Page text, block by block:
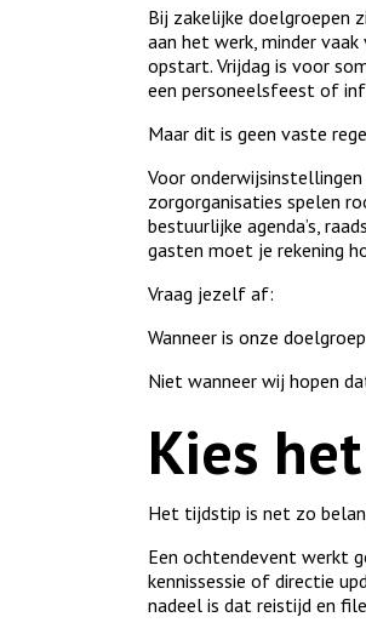
Bij zakelijke doelgroepen
aan het werk, minder
opstart. Vrijdag is voor
een personeelsfeest of
Maar dit is geen vaste
Voor
zorgorganisaties spelen
bestuurlijke agenda’s,
gasten moet je rekening
Vraag jezelf af:
Wanneer is onze
Niet wanneer wij hopen
Kies
Het tijdstip is net zo
Een ochtendevent werkt
kennissessie of directie
nadeel is dat reistijd en